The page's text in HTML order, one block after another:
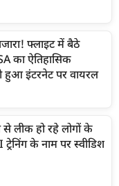
फ्लाइट में बैठे
का ऐतिहासिक
हुआ इंटरनेट पर वायरल
से लीक हो रहे लोगों के
ट्रेनिंग के नाम पर स्वीडिश